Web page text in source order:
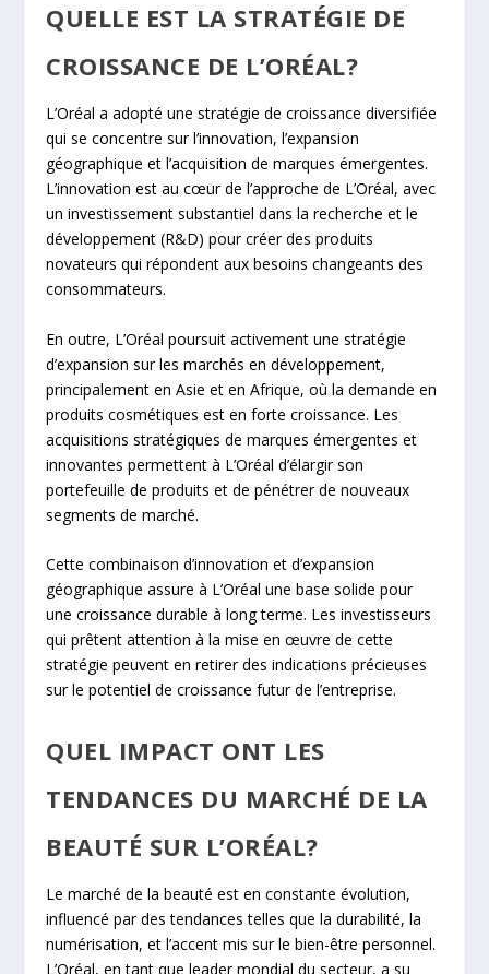
QUELLE EST LA STRATÉGIE DE
CROISSANCE DE L’ORÉAL?
L’Oréal a adopté une stratégie de croissance diversifiée
qui se concentre sur l’innovation, l’expansion
géographique et l’acquisition de marques émergentes.
L’innovation est au cœur de l’approche de L’Oréal, avec
un investissement substantiel dans la recherche et le
développement (R&D) pour créer des produits
novateurs qui répondent aux besoins changeants des
consommateurs.
En outre, L’Oréal poursuit activement une stratégie
d’expansion sur les marchés en développement,
principalement en Asie et en Afrique, où la demande en
produits cosmétiques est en forte croissance. Les
acquisitions stratégiques de marques émergentes et
innovantes permettent à L’Oréal d’élargir son
portefeuille de produits et de pénétrer de nouveaux
segments de marché.
Cette combinaison d’innovation et d’expansion
géographique assure à L’Oréal une base solide pour
une croissance durable à long terme. Les investisseurs
qui prêtent attention à la mise en œuvre de cette
stratégie peuvent en retirer des indications précieuses
sur le potentiel de croissance futur de l’entreprise.
QUEL IMPACT ONT LES
TENDANCES DU MARCHÉ DE LA
BEAUTÉ SUR L’ORÉAL?
Le marché de la beauté est en constante évolution,
influencé par des tendances telles que la durabilité, la
numérisation, et l’accent mis sur le bien-être personnel.
L’Oréal, en tant que leader mondial du secteur, a su